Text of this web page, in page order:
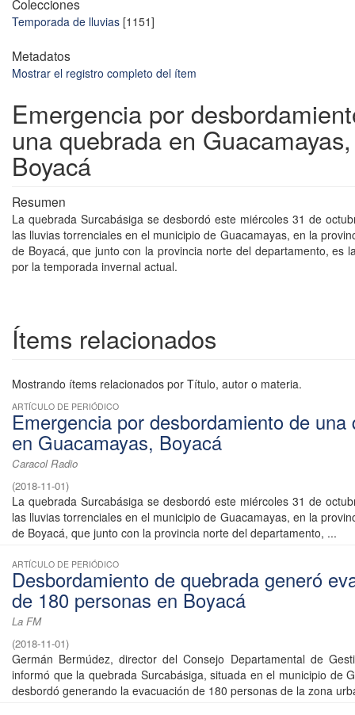
Colecciones
Temporada de lluvias [1151]
Metadatos
Mostrar el registro completo del ítem
Emergencia por
una quebrada en Guacamayas,
Boyacá
Resumen
La quebrada Surcabásiga se desbordó este miércoles 31 de
las lluvias torrenciales en el municipio de Guacamayas, en la
de Boyacá, que junto con la provincia norte del departamento, es
por la temporada invernal actual.
Ítems relacionados
Mostrando ítems relacionados por Título, autor o materia.
ARTÍCULO DE PERIÓDICO
Emergencia por desbordamiento de una
en Guacamayas, Boyacá
Caracol Radio
(2018-11-01)
La quebrada Surcabásiga se desbordó este miércoles 31 de
las lluvias torrenciales en el municipio de Guacamayas, en la
de Boyacá, que junto con la provincia norte del departamento, ...
ARTÍCULO DE PERIÓDICO
Desbordamiento de quebrada generó
de 180 personas en Boyacá
La FM
(2018-11-01)
Germán Bermúdez, director del Consejo Departamental de
informó que la quebrada Surcabásiga, situada en el municipio de
desbordó generando la evacuación de 180 personas de la zona